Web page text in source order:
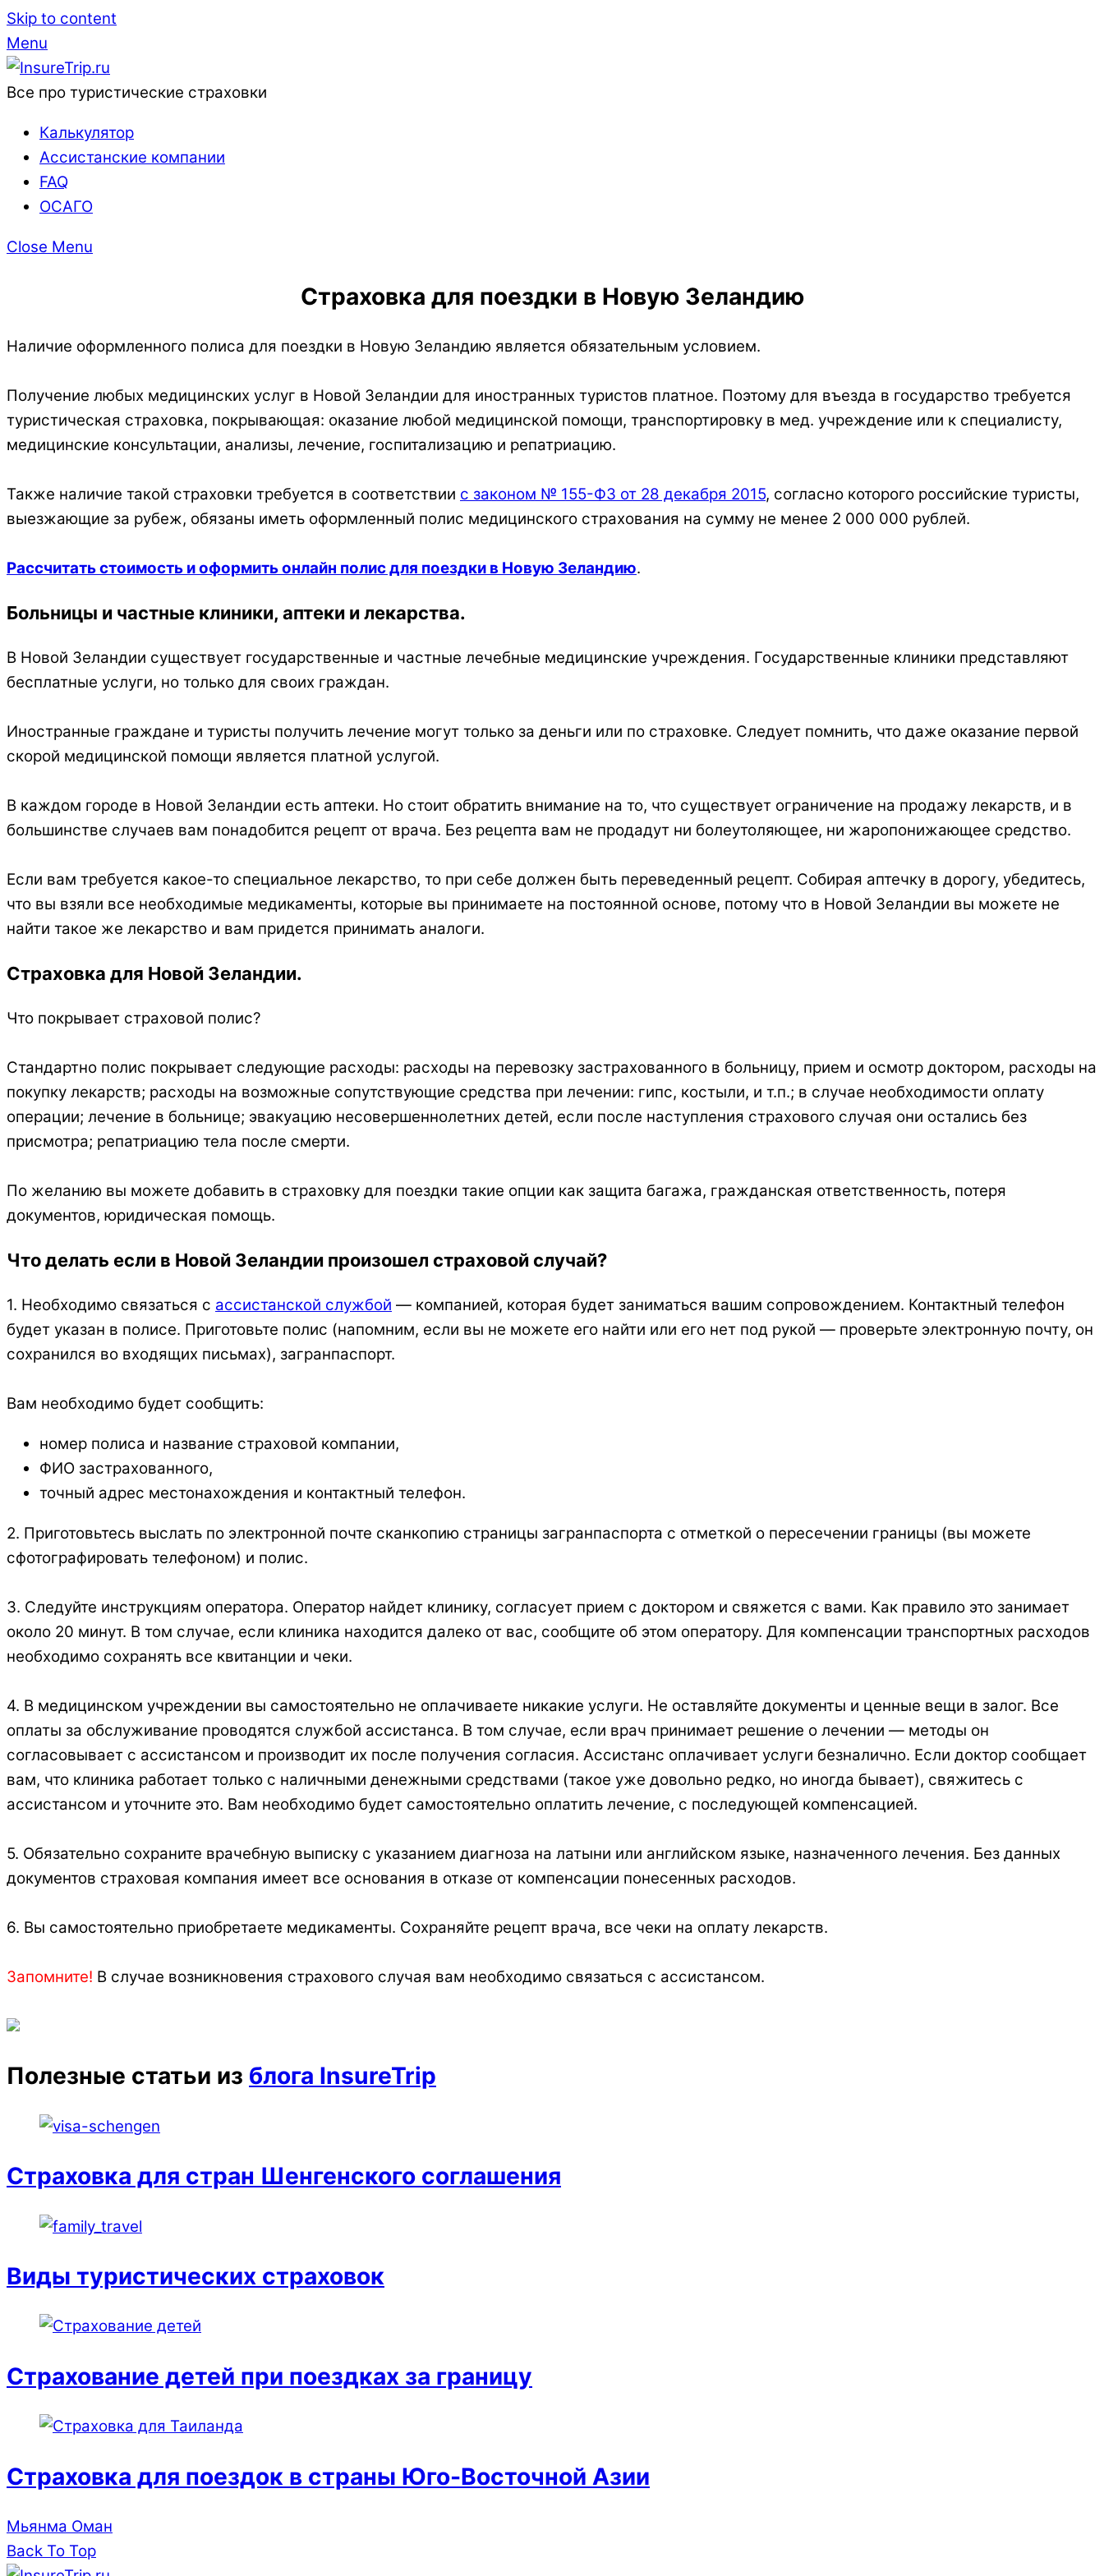
Skip to content
Menu
Все про туристические страховки
Калькулятор
Ассистанские компании
FAQ
ОСАГО
Close Menu
Страховка для поездки в Новую Зеландию
Наличие оформленного полиса для поездки в Новую Зеландию является обязательным условием.
Получение любых медицинских услуг в Новой Зеландии для иностранных туристов платное. Поэтому для въезда в государство требуется
туристическая страховка, покрывающая: оказание любой медицинской помощи, транспортировку в мед. учреждение или к специалисту,
медицинские консультации, анализы, лечение, госпитализацию и репатриацию.
Также наличие такой страховки требуется в соответствии с законом № 155-ФЗ от 28 декабря 2015, согласно которого российские туристы,
выезжающие за рубеж, обязаны иметь оформленный полис медицинского страхования на сумму не менее 2 000 000 рублей.
Рассчитать стоимость и оформить онлайн полис для поездки в Новую Зеландию.
Больницы и частные клиники, аптеки и лекарства.
В Новой Зеландии существует государственные и частные лечебные медицинские учреждения. Государственные клиники представляют
бесплатные услуги, но только для своих граждан.
Иностранные граждане и туристы получить лечение могут только за деньги или по страховке. Следует помнить, что даже оказание первой
скорой медицинской помощи является платной услугой.
В каждом городе в Новой Зеландии есть аптеки. Но стоит обратить внимание на то, что существует ограничение на продажу лекарств, и в
большинстве случаев вам понадобится рецепт от врача. Без рецепта вам не продадут ни болеутоляющее, ни жаропонижающее средство.
Если вам требуется какое-то специальное лекарство, то при себе должен быть переведенный рецепт. Собирая аптечку в дорогу, убедитесь,
что вы взяли все необходимые медикаменты, которые вы принимаете на постоянной основе, потому что в Новой Зеландии вы можете не
найти такое же лекарство и вам придется принимать аналоги.
Страховка для Новой Зеландии.
Что покрывает страховой полис?
Стандартно полис покрывает следующие расходы: расходы на перевозку застрахованного в больницу, прием и осмотр доктором, расходы на
покупку лекарств; расходы на возможные сопутствующие средства при лечении: гипс, костыли, и т.п.; в случае необходимости оплату
операции; лечение в больнице; эвакуацию несовершеннолетних детей, если после наступления страхового случая они остались без
присмотра; репатриацию тела после смерти.
По желанию вы можете добавить в страховку для поездки такие опции как защита багажа, гражданская ответственность, потеря
документов, юридическая помощь.
Что делать если в Новой Зеландии произошел страховой случай?
1. Необходимо связаться с ассистанской службой — компанией, которая будет заниматься вашим сопровождением. Контактный телефон
будет указан в полисе. Приготовьте полис (напомним, если вы не можете его найти или его нет под рукой — проверьте электронную почту, он
сохранился во входящих письмах), загранпаспорт.
Вам необходимо будет сообщить:
номер полиса и название страховой компании,
ФИО застрахованного,
точный адрес местонахождения и контактный телефон.
2. Приготовьтесь выслать по электронной почте сканкопию страницы загранпаспорта с отметкой о пересечении границы (вы можете
сфотографировать телефоном) и полис.
3. Следуйте инструкциям оператора. Оператор найдет клинику, согласует прием с доктором и свяжется с вами. Как правило это занимает
около 20 минут. В том случае, если клиника находится далеко от вас, сообщите об этом оператору. Для компенсации транспортных расходов
необходимо сохранять все квитанции и чеки.
4. В медицинском учреждении вы самостоятельно не оплачиваете никакие услуги. Не оставляйте документы и ценные вещи в залог. Все
оплаты за обслуживание проводятся службой ассистанса. В том случае, если врач принимает решение о лечении — методы он
согласовывает с ассистансом и производит их после получения согласия. Ассистанс оплачивает услуги безналично. Если доктор сообщает
вам, что клиника работает только с наличными денежными средствами (такое уже довольно редко, но иногда бывает), свяжитесь с
ассистансом и уточните это. Вам необходимо будет самостоятельно оплатить лечение, с последующей компенсацией.
5. Обязательно сохраните врачебную выписку с указанием диагноза на латыни или английском языке, назначенного лечения. Без данных
документов страховая компания имеет все основания в отказе от компенсации понесенных расходов.
6. Вы самостоятельно приобретаете медикаменты. Сохраняйте рецепт врача, все чеки на оплату лекарств.
Запомните! В случае возникновения страхового случая вам необходимо связаться с ассистансом.
Полезные статьи из блога InsureTrip
Страховка для стран Шенгенского соглашения
Виды туристических страховок
Страхование детей при поездках за границу
Страховка для поездок в страны Юго-Восточной Азии
Мьянма Оман
Back To Top